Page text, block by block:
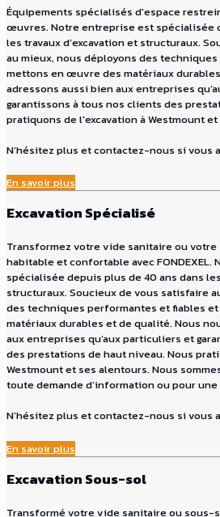
Équipements spécialisés d'espace
œuvres. Notre entreprise est spécialisée
les travaux d’excavation et structuraux.
au mieux, nous déployons des
mettons en œuvre des matériaux
adressons aussi bien aux entreprises
garantissons à tous nos clients des
pratiquons de l'excavation à Westmount
N’hésitez plus et contactez-nous si vous
En savoir plus
Excavation Spécialisé
Transformez votre vide sanitaire ou
habitable et confortable avec
spécialisée depuis plus de 40 ans dans
structuraux. Soucieux de vous satisfaire
des techniques performantes et fiables
matériaux durables et de qualité. Nous
aux entreprises qu’aux particuliers et
des prestations de haut niveau. Nous
Westmount et ses alentours. Nous
toute demande d’information ou pour
N’hésitez plus et contactez-nous si vous
En savoir plus
Excavation Sous-sol
Transformé votre vide sanitaire ou sous-